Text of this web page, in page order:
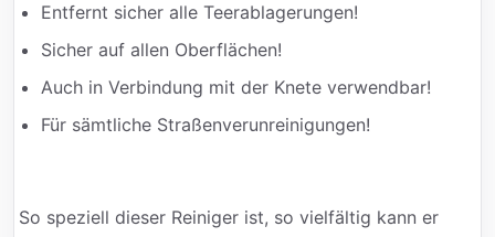
Entfernt sicher alle Teerablagerungen!
Sicher auf allen Oberflächen!
Auch in Verbindung mit der Knete verwendbar!
Für sämtliche Straßenverunreinigungen!
So speziell dieser Reiniger ist, so vielfältig kann er